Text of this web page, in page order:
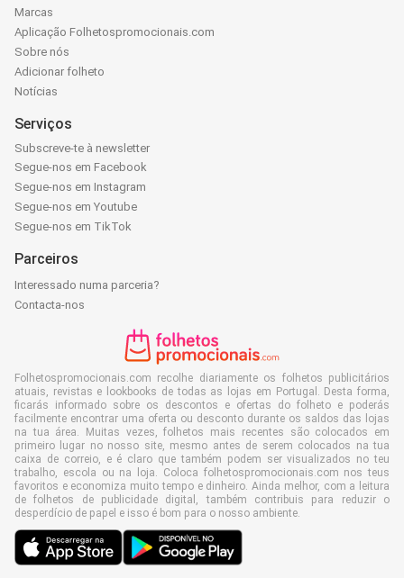
Marcas
Aplicação Folhetospromocionais.com
Sobre nós
Adicionar folheto
Notícias
Serviços
Subscreve-te à newsletter
Segue-nos em Facebook
Segue-nos em Instagram
Segue-nos em Youtube
Segue-nos em TikTok
Parceiros
Interessado numa parceria?
Contacta-nos
Folhetospromocionais.com recolhe diariamente os folhetos publicitários
atuais, revistas e lookbooks de todas as lojas em Portugal. Desta forma,
ficarás informado sobre os descontos e ofertas do folheto e poderás
facilmente encontrar uma oferta ou desconto durante os saldos das lojas
na tua área. Muitas vezes, folhetos mais recentes são colocados em
primeiro lugar no nosso site, mesmo antes de serem colocados na tua
caixa de correio, e é claro que também podem ser visualizados no teu
trabalho, escola ou na loja. Coloca folhetospromocionais.com nos teus
favoritos e economiza muito tempo e dinheiro. Ainda melhor, com a leitura
de folhetos de publicidade digital, também contribuis para reduzir o
desperdício de papel e isso é bom para o nosso ambiente.